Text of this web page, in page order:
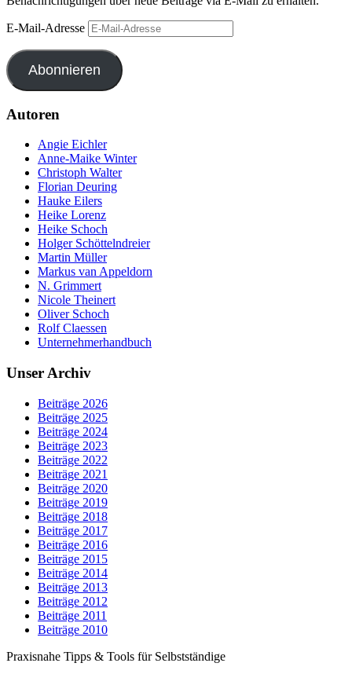
E-Mail-Adresse
Abonnieren
Autoren
Angie Eichler
Anne-Maike Winter
Christoph Walter
Florian Deuring
Hauke Eilers
Heike Lorenz
Heike Schoch
Holger Schöttelndreier
Martin Müller
Markus van Appeldorn
N. Grimmert
Nicole Theinert
Oliver Schoch
Rolf Claessen
Unternehmerhandbuch
Unser Archiv
Beiträge 2026
Beiträge 2025
Beiträge 2024
Beiträge 2023
Beiträge 2022
Beiträge 2021
Beiträge 2020
Beiträge 2019
Beiträge 2018
Beiträge 2017
Beiträge 2016
Beiträge 2015
Beiträge 2014
Beiträge 2013
Beiträge 2012
Beiträge 2011
Beiträge 2010
Praxisnahe Tipps & Tools für Selbstständige